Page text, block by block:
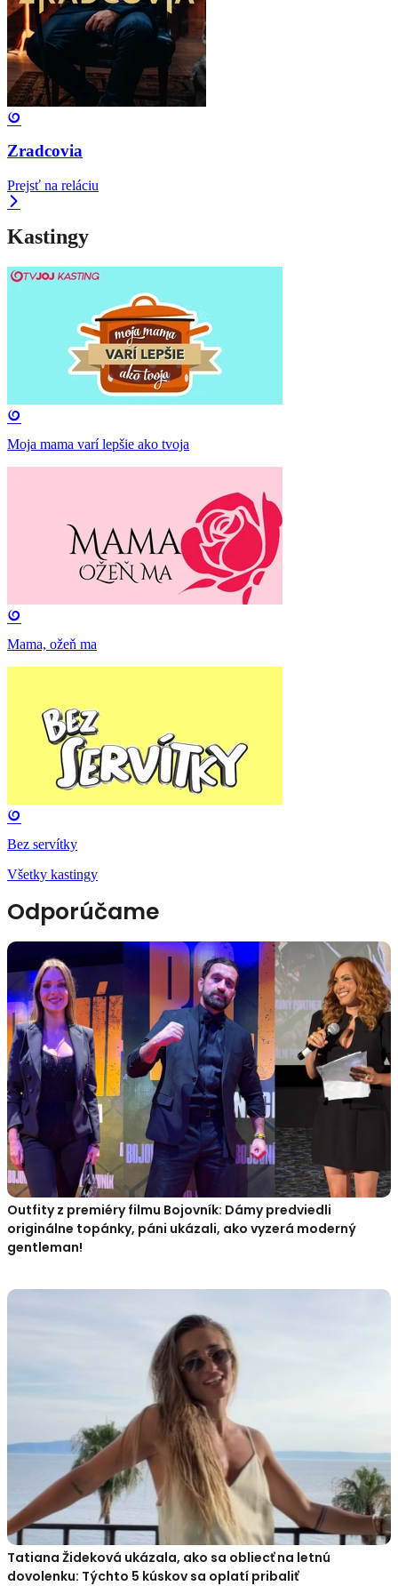
Zradcovia
Prejsť na reláciu
Kastingy
Moja mama varí lepšie ako tvoja
Mama, ožeň ma
Bez servítky
Všetky kastingy
Odporúčame
Outfity z premiéry filmu Bojovník: Dámy predviedli
originálne topánky, páni ukázali, ako vyzerá moderný
gentleman!
Tatiana Žideková ukázala, ako sa obliecť na letnú
dovolenku: Týchto 5 kúskov sa oplatí pribaliť